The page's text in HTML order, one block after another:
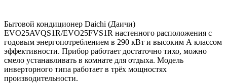
Бытовой кондиционер Daichi (Даичи)
EVO25AVQS1R/EVO25FVS1R настенного расположения с
годовым энергопотреблением в 290 кВт и высоким А классом
эффективности. Прибор работает достаточно тихо, можно
смело устанавливать в комнате для отдыха. Модель
инверторного типа работает в трёх мощностях
производительности.